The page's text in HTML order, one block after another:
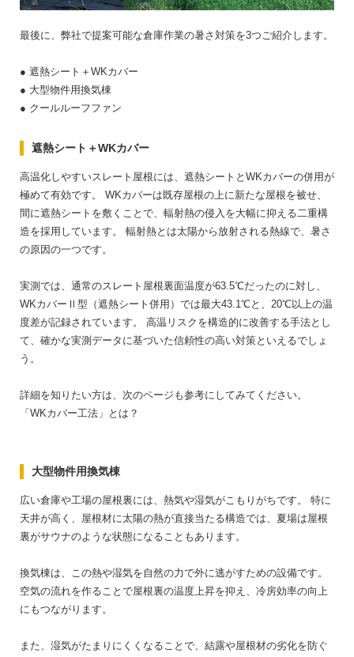
最後に、弊社で提案可能な倉庫作業の暑さ対策を3つご紹介します。
● 遮熱シート＋WKカバー
● 大型物件用換気棟
● クールルーフファン
遮熱シート＋WKカバー
高温化しやすいスレート屋根には、遮熱シートとWKカバーの併用が
極めて有効です。
WKカバーは既存屋根の上に新たな屋根を被せ、
間に遮熱シートを敷くことで、輻射熱の侵入を大幅に抑える二重構
造を採用しています。
輻射熱とは太陽から放射される熱線で、暑さ
の原因の一つです。
実測では、通常のスレート屋根裏面温度が63.5℃だったのに対し、
WKカバーⅡ型（遮熱シート併用）では最大43.1℃と、20℃以上の温
度差が記録されています。
高温リスクを構造的に改善する手法とし
て、確かな実測データに基づいた信頼性の高い対策といえるでしょ
う。
詳細を知りたい方は、次のページも参考にしてみてください。
「WKカバー工法」とは？
大型物件用換気棟
広い倉庫や工場の屋根裏には、熱気や湿気がこもりがちです。
特に
天井が高く、屋根材に太陽の熱が直接当たる構造では、夏場は屋根
裏がサウナのような状態になることもあります。
換気棟は、この熱や湿気を自然の力で外に逃がすための設備です。
空気の流れを作ることで屋根裏の温度上昇を抑え、冷房効率の向上
にもつながります。
また、湿気がたまりにくくなることで、結露や屋根材の劣化を防ぐ